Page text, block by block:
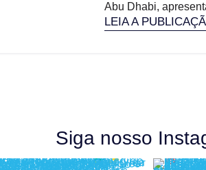
Abu Dhabi,
LEIA A
Siga nosso